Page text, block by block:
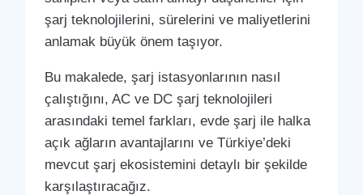
şarj teknolojilerini, sürelerini ve maliyetlerini
anlamak büyük önem taşıyor.
Bu makalede, şarj istasyonlarının nasıl
çalıştığını, AC ve DC şarj teknolojileri
arasındaki temel farkları, evde şarj ile halka
açık ağların avantajlarını ve Türkiye’deki
mevcut şarj ekosistemini detaylı bir şekilde
karşılaştıracağız.